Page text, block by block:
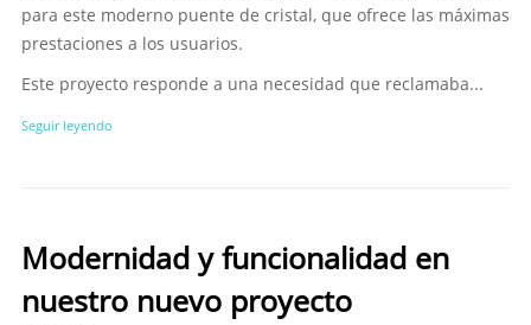
para este moderno puente de cristal, que ofrece las máximas
prestaciones a los usuarios.
Este proyecto responde a una necesidad que reclamaba...
Seguir leyendo
Modernidad y funcionalidad en
nuestro nuevo proyecto